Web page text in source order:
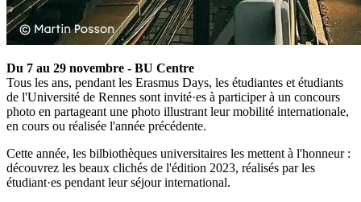
Du 7 au 29 novembre - BU Centre
Tous les ans, pendant les Erasmus Days, les étudiantes et étudiants
de l'Université de Rennes sont invité·es à participer à un concours
photo en partageant une photo illustrant leur mobilité internationale,
en cours ou réalisée l'année précédente.
Cette année, les bilbiothèques universitaires les mettent à l'honneur :
découvrez les beaux clichés de l'édition 2023, réalisés par les
étudiant·es pendant leur séjour international.